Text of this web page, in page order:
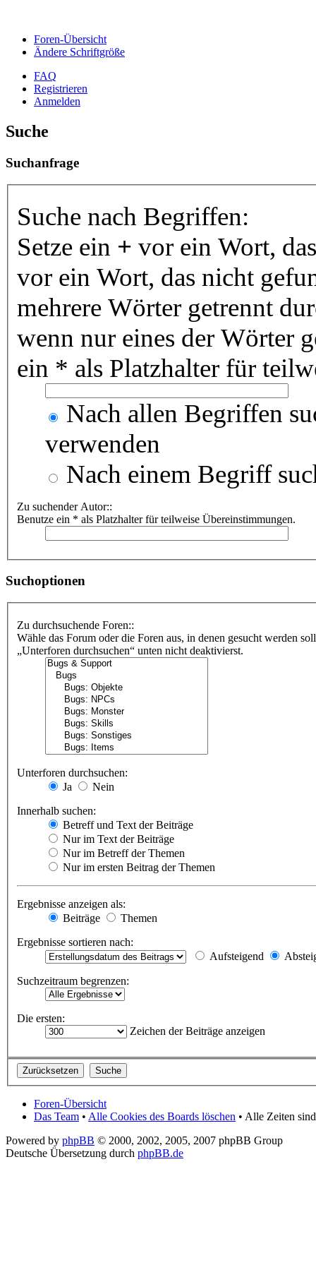
Foren-Übersicht
Ändere Schriftgröße
FAQ
Registrieren
Anmelden
Suche
Suchanfrage
Suche nach Begriffen:
Setze ein + vor ein Wort,
vor ein Wort, das nicht
mehrere Wörter getrennt
wenn nur eines der Wörter
ein * als Platzhalter für
Nach allen Begriffen
verwenden
Nach einem Begriff
Zu suchender Autor::
Benutze ein * als Platzhalter für teilweise Übereinstimmungen.
Suchoptionen
Zu durchsuchende Foren::
Wähle das Forum oder die Foren aus, in denen gesucht werden
„Unterforen durchsuchen“ unten nicht deaktivierst.
Unterforen durchsuchen:
Ja
Nein
Innerhalb suchen:
Betreff und Text der Beiträge
Nur im Text der Beiträge
Nur im Betreff der Themen
Nur im ersten Beitrag der Themen
Ergebnisse anzeigen als:
Beiträge
Themen
Ergebnisse sortieren nach:
Aufsteigend
Suchzeitraum begrenzen:
Die ersten:
Zeichen der Beiträge anzeigen
Foren-Übersicht
Das Team • Alle Cookies des Boards löschen • Alle Zeiten
Powered by phpBB © 2000, 2002, 2005, 2007 phpBB Group
Deutsche Übersetzung durch phpBB.de